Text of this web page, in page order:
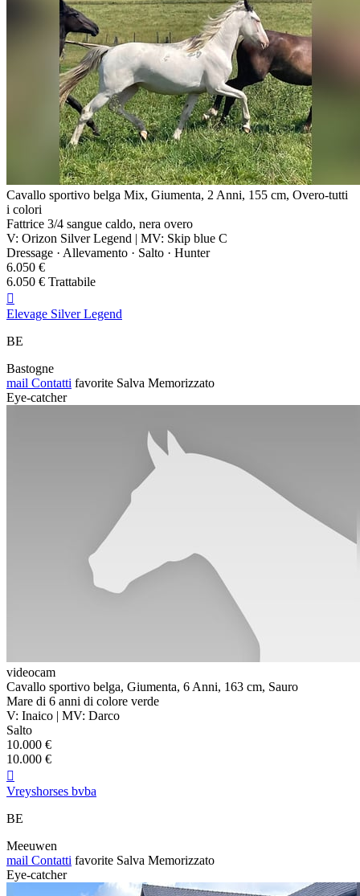
Cavallo sportivo belga Mix, Giumenta, 2 Anni, 155 cm, Overo-tutti
i colori
Fattrice 3/4 sangue caldo, nera overo
V: Orizon Silver Legend | MV: Skip blue C
Dressage · Allevamento · Salto · Hunter
6.050 €
6.050 € Trattabile

Elevage Silver Legend
BE
Bastogne
mail Contatti favorite Salva Memorizzato
Eye-catcher
videocam
Cavallo sportivo belga, Giumenta, 6 Anni, 163 cm, Sauro
Mare di 6 anni di colore verde
V: Inaico | MV: Darco
Salto
10.000 €
10.000 €

Vreyshorses bvba
BE
Meeuwen
mail Contatti favorite Salva Memorizzato
Eye-catcher